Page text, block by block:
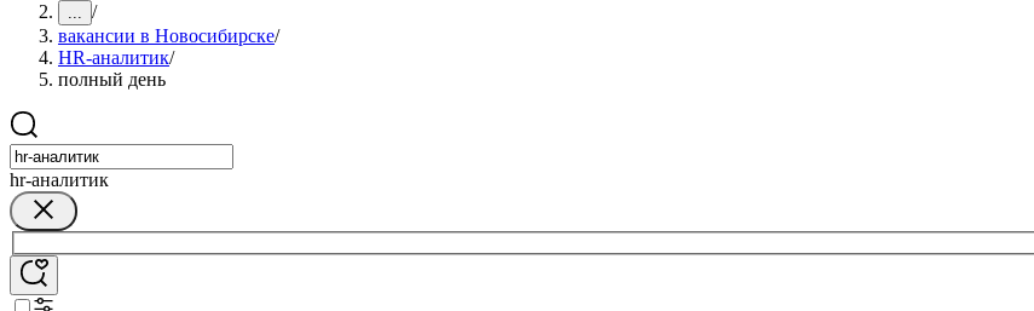
... /
вакансии в Новосибирске/
HR-аналитик/
полный день
hr-аналитик